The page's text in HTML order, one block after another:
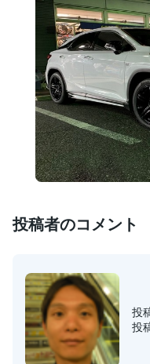
投稿者のコメント
投
投